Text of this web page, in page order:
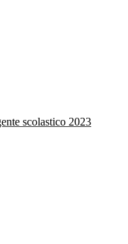
scolastico 2023